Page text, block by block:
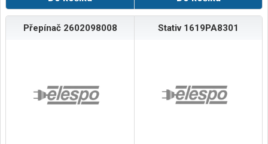
Přepínač 2602098008 Stativ 1619PA8301